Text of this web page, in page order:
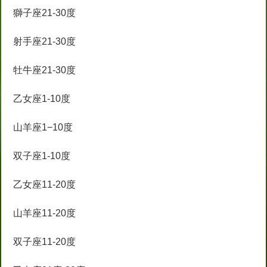
獅子座21-30度
射手座21-30度
牡牛座21-30度
乙女座1-10度
山羊座1−10度
双子座1-10度
乙女座11-20度
山羊座11-20度
双子座11-20度